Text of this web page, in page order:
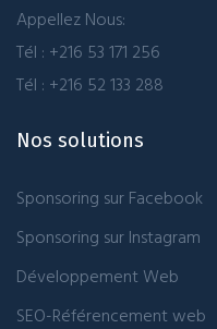
Appellez Nous:
Tél : +216 53 171 256
Tél : +216 52 133 288
Nos solutions
Sponsoring sur Facebook
Sponsoring sur Instagram
Développement Web
SEO-Référencement web